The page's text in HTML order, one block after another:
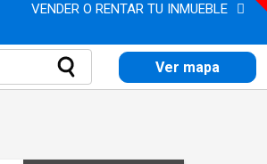
VENDER O RENTAR TU INMUEBLE
Ver mapa